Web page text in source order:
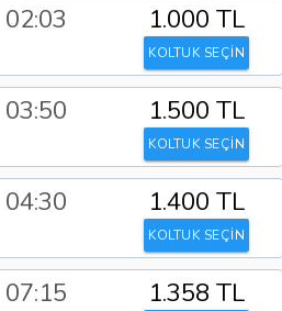
02:03 1.000 TL
KOLTUK SEÇİN
03:50 1.500 TL
KOLTUK SEÇİN
04:30 1.400 TL
KOLTUK SEÇİN
07:15 1.358 TL